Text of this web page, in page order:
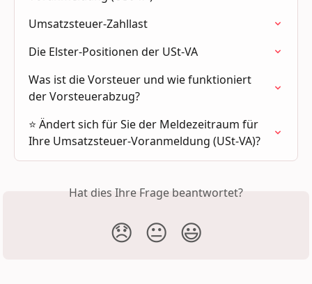
Umsatzsteuer-Zahllast
Die Elster-Positionen der USt-VA
Was ist die Vorsteuer und wie funktioniert
der Vorsteuerabzug?
⭐ Ändert sich für Sie der Meldezeitraum für
Ihre Umsatzsteuer-Voranmeldung (USt-VA)?
Hat dies Ihre Frage beantwortet?
😞 😐 😃